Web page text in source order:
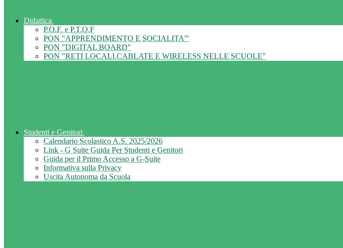
Didattica
P.O.F. e P.T.O.F
PON "APPRENDIMENTO E SOCIALITA'"
PON "DIGITAL BOARD"
PON "RETI LOCALI,CABLATE E WIRELESS NELLE SCUOLE"
Studenti e Genitori
Calendario Scolastico A.S. 2025/2026
Link - G Suite Guida Per Studenti e Genitori
Guida per il Primo Accesso a G-Suite
Informativa sulla Privacy
Uscita Autonoma da Scuola